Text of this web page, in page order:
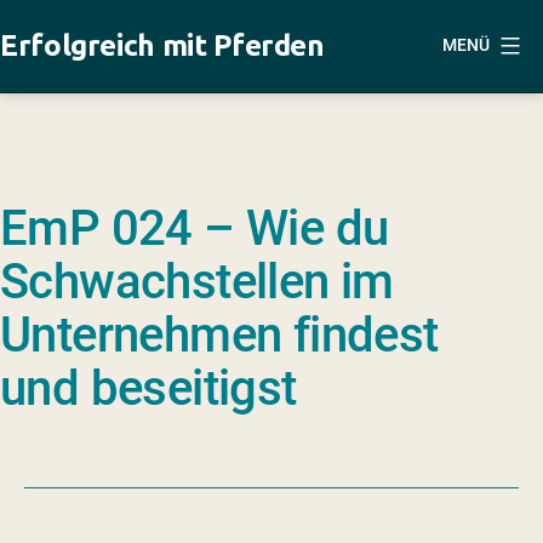
Inhalt
Erfolgreich mit Pferden MENÜ
EmP 024 – Wie du
Schwachstellen im
Unternehmen findest
und beseitigst